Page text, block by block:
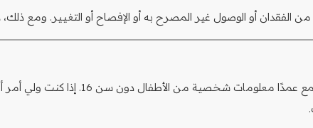
أو الوصول غير المصرح به أو الإفصاح أو التغيير. ومع ذلك،
موقعنا غير موجه للأطفال دون سن 16